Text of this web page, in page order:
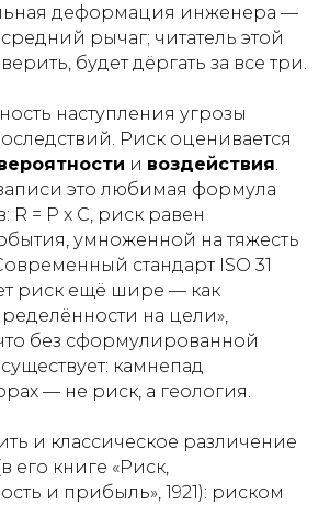
деформация инженера —
рычаг; читатель этой
будет дёргать за все три.
наступления угрозы
Риск оценивается
и воздействия.
это любимая формула
R = P x C, риск равен
умноженной на тяжесть
стандарт ISO 31
риск ещё шире — как
на цели»,
без сформулированной
камнепад
— не риск, а геология.
и классическое различение
его книге «Риск,
и прибыль», 1921): риском